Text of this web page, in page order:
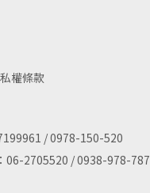
權條款
/ 0978-150-520
06-2705520 / 0938-978-787